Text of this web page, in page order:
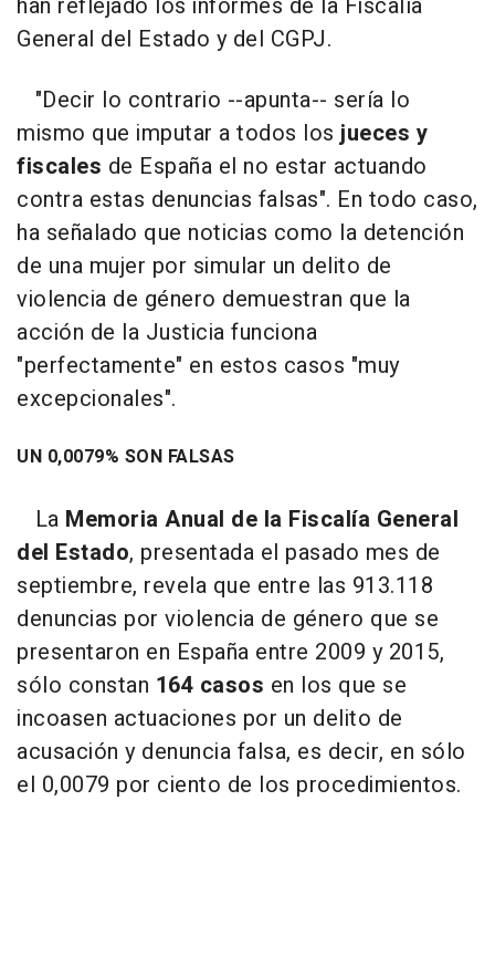
General del Estado y del CGPJ.
"Decir lo contrario --apunta-- sería lo
mismo que imputar a todos losjueces y
fiscales de España el no estar actuando
contra estas denuncias falsas". En todo caso,
ha señalado que noticias como la detención
de una mujer por simular un delito de
violencia de género demuestran que la
acción de la Justicia funciona
"perfectamente" en estos casos "muy
excepcionales".
UN 0,0079% SON FALSAS
La Memoria Anual de la Fiscalía General
del Estado, presentada el pasado mes de
septiembre, revela que entre las 913.118
denuncias por violencia de género que se
presentaron en España entre 2009 y 2015,
sólo constan 164 casos en los que se
incoasen actuaciones por un delito de
acusación y denuncia falsa, es decir, en sólo
el 0,0079 por ciento de los procedimientos.